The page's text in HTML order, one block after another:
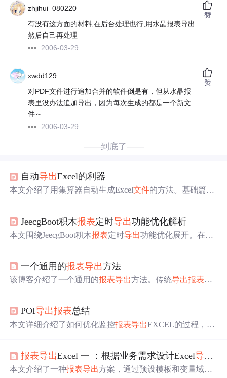
zhjihui_080220
有没有这方面的材料,在后台处理也行,用水晶报表导出
然后自己再处理
2006-03-29
赞
xwdd129
对PDF文件进行追加合并的软件倒是有，但从水晶报
表里没办法追加导出，因为每次生成的都是一个新文
件～
2006-03-29
赞
——到底了——
自动导出Excel的利器
本文介绍了用集算器自动生成Excel文件的方法。基础篇涵
据；高级篇借助润乾报表5实现动态条件显示属性、分组带
明细及统计、交叉统计表等复杂导出需求。
JeecgBoot积木报表定时导出功能优化解析
本文围绕JeecgBoot积木报表定时导出功能优化展开。在与
问题。v2.0.1版本移除Python方案，改用纯Java实现，优化
Token处理。建议用户升级到该版本。
一个通用的报表导出方法
该博客介绍了一个通用的报表导出方法。传统导出报表需
即可，还介绍了导出方法的参数类父类和
POI导出报表总结
本文详细介绍了如何优化监控报表导出EXCEL的过程，包
出、阻塞响应等问题，实现稳定支持最大15万条数据导出
。
报表导出Excel 一 ：根据业务需求设计Excel导出
本文介绍了一种报表导出方案，通过预设模板和变量域，